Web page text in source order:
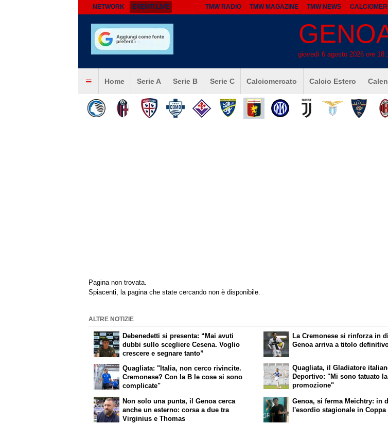
NETWORK EVENTI LIVE TMW RADIO TMW MAGAZINE TMW NEWS
giovedì 6 agosto 2026 ore
Home Serie A Serie B Serie C Calciomercato Calcio Estero
Pagina non trovata.
Spiacenti, la pagina che state cercando non è disponibile.
ALTRE NOTIZIE
Debenedetti si presenta: “Mai avuti
dubbi sullo scegliere Cesena. Voglio
crescere e segnare tanto”
Quagliata: "Italia, non cerco rivincite.
Cremonese? Con la B le cose si sono
complicate"
La Cremonese si rinforza in
Genoa arriva a titolo
Quagliata, il Gladiatore
Deportivo: "Mi sono tatuato
promozione"
Non solo una punta, il Genoa cerca
anche un esterno: corsa a due tra
Virginius e Thomas
Genoa, si ferma Meichtry: in
l'esordio stagionale in Coppa